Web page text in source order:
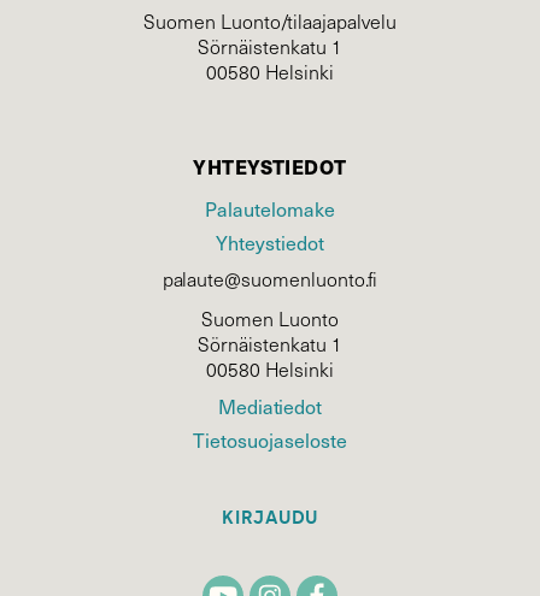
Suomen Luonto/tilaajapalvelu
Sörnäistenkatu 1
00580 Helsinki
YHTEYSTIEDOT
Palautelomake
Yhteystiedot
palaute@suomenluonto.fi
Suomen Luonto
Sörnäistenkatu 1
00580 Helsinki
Mediatiedot
Tietosuojaseloste
KIRJAUDU